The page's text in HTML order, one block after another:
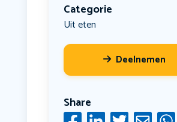
Categorie
Uit eten
Deelnemen
Share